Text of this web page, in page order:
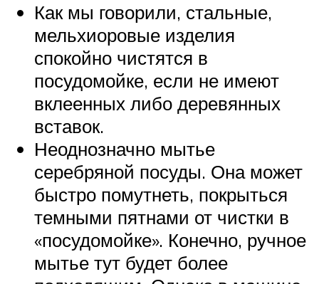
Как мы говорили, стальные,
мельхиоровые изделия
спокойно чистятся в
посудомойке, если не имеют
вклеенных либо деревянных
вставок.
Неоднозначно мытье
серебряной посуды. Она может
быстро помутнеть, покрыться
темными пятнами от чистки в
«посудомойке». Конечно, ручное
мытье тут будет более